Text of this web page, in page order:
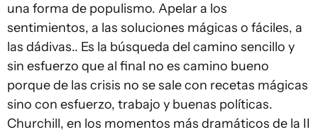
una forma de populismo. Apelar a los
sentimientos, a las soluciones mágicas o fáciles, a
las dádivas.. Es la búsqueda del camino sencillo y
sin esfuerzo que al final no es camino bueno
porque de las crisis no se sale con recetas mágicas
sino con esfuerzo, trabajo y buenas políticas.
Churchill, en los momentos más dramáticos de la II